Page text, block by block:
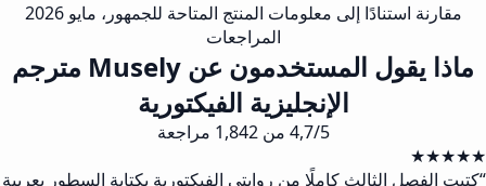
مقارنة استنادًا إلى معلومات المنتج المتاحة للجمهور، مايو 2026
المراجعات
ماذا يقول المستخدمون عن Musely مترجم
الإنجليزية الفيكتورية
4,7/5 من 1,842 مراجعة
★★★★★
“كتبت الفصل الثالث كاملًا من روايتي الفيكتورية بكتابة السطور بعربية